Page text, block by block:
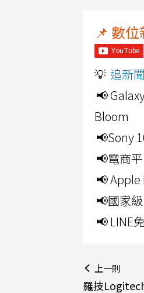
📌 數位
💡 追新
📢
Bloom
📢Sony
📢電商
📢
📢國家
📢 LINE
上一則
羅技